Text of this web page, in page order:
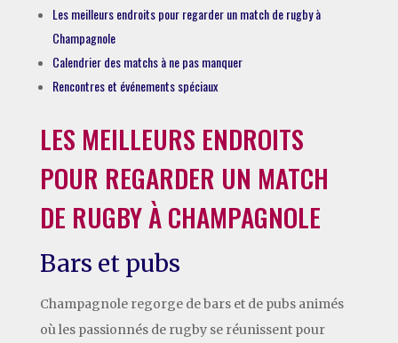
Les meilleurs endroits pour regarder un match de rugby à
Champagnole
Calendrier des matchs à ne pas manquer
Rencontres et événements spéciaux
LES MEILLEURS ENDROITS
POUR REGARDER UN MATCH
DE RUGBY À CHAMPAGNOLE
Bars et pubs
Champagnole regorge de bars et de pubs animés
où les passionnés de rugby se réunissent pour